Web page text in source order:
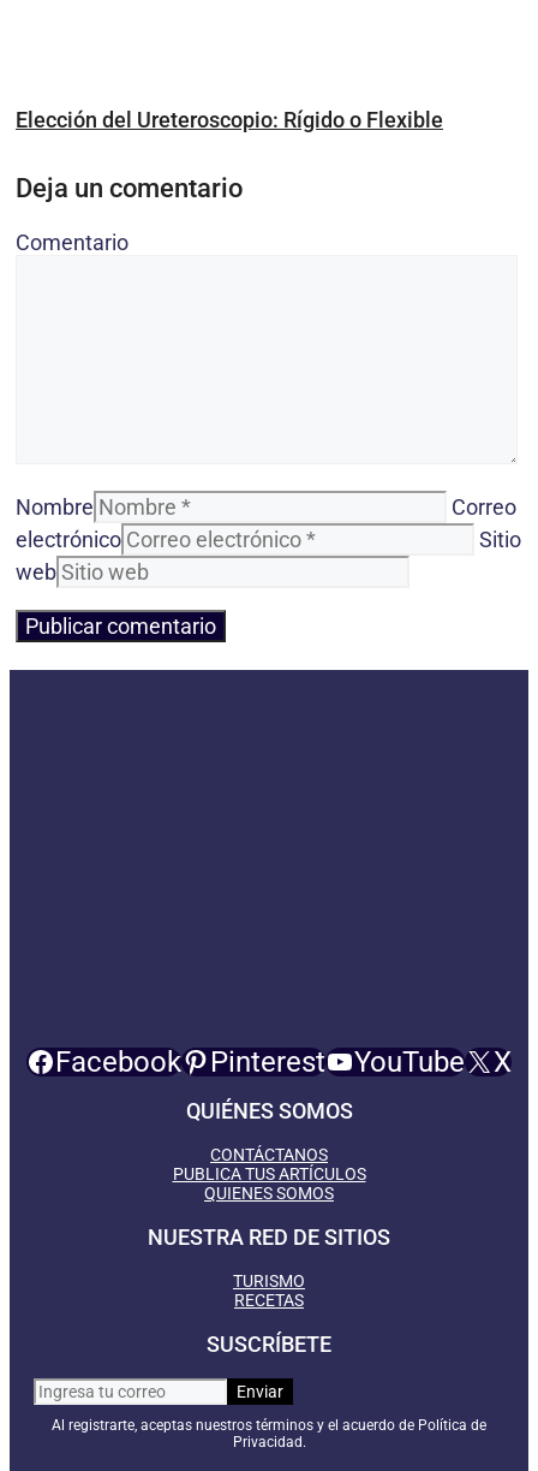
Elección del Ureteroscopio: Rígido o Flexible
Deja un comentario
Comentario
Nombre
Correo
electrónico
Sitio
web
Facebook Pinterest YouTube X
QUIÉNES SOMOS
CONTÁCTANOS
PUBLICA TUS ARTÍCULOS
QUIENES SOMOS
NUESTRA RED DE SITIOS
TURISMO
RECETAS
SUSCRÍBETE
Al registrarte, aceptas nuestros términos y el acuerdo de Política de
Privacidad.